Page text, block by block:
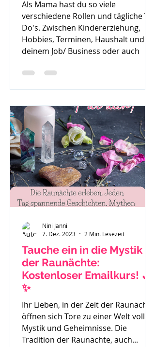
Als Mama hast du so viele
verschiedene Rollen und tägliche To
Do's. Zwischen Kindererziehung,
Hobbies, Terminen, Haushalt und
deinem Job/ Business oder auch
deiner Zeit für dich, ist es oft sehr
schwer die Perspektive für die
hilft nichts, ich muss funktionieren."
Auch Sätze wie: "Ich habe gar keine
Zeit mehr für mich." Mache dir bitte
immer bewusst - du bist ein
wichtiger Teil der Familie und das
Stimm
Tauche ein in die Mystik
der Raunächte:
Kostenloser Emailkurs! 🌙
✨
Ihr Lieben, in der Zeit der Raunächte
öffnen sich Tore zu einer Welt voller
Mystik und Geheimnisse. Die
Tradition der Raunächte, auch...
Nini Janni
7. Dez. 2023
2 Min. Lesezeit